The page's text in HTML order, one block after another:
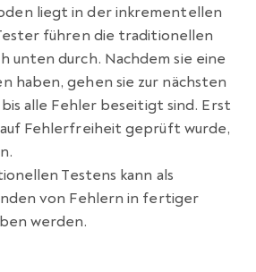
liegt in der inkrementellen
führen die traditionellen
unten durch. Nachdem sie eine
haben, gehen sie zur nächsten
alle Fehler beseitigt sind. Erst
Fehlerfreiheit geprüft wurde,
Testens kann als
von Fehlern in fertiger
werden.